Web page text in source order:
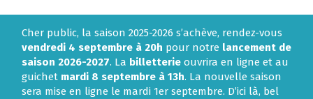
Cher public, la saison 2025-2026 s’achève, rendez-vous
vendredi 4 septembre à 20h pour notre lancement de
saison 2026-2027. La billetterie ouvrira en ligne et au
guichet mardi 8 septembre à 13h. La nouvelle saison
sera mise en ligne le mardi 1er septembre. D’ici là, bel